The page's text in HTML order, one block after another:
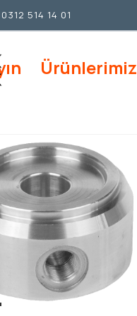
0312 514 14 01
Ürünlerimiz